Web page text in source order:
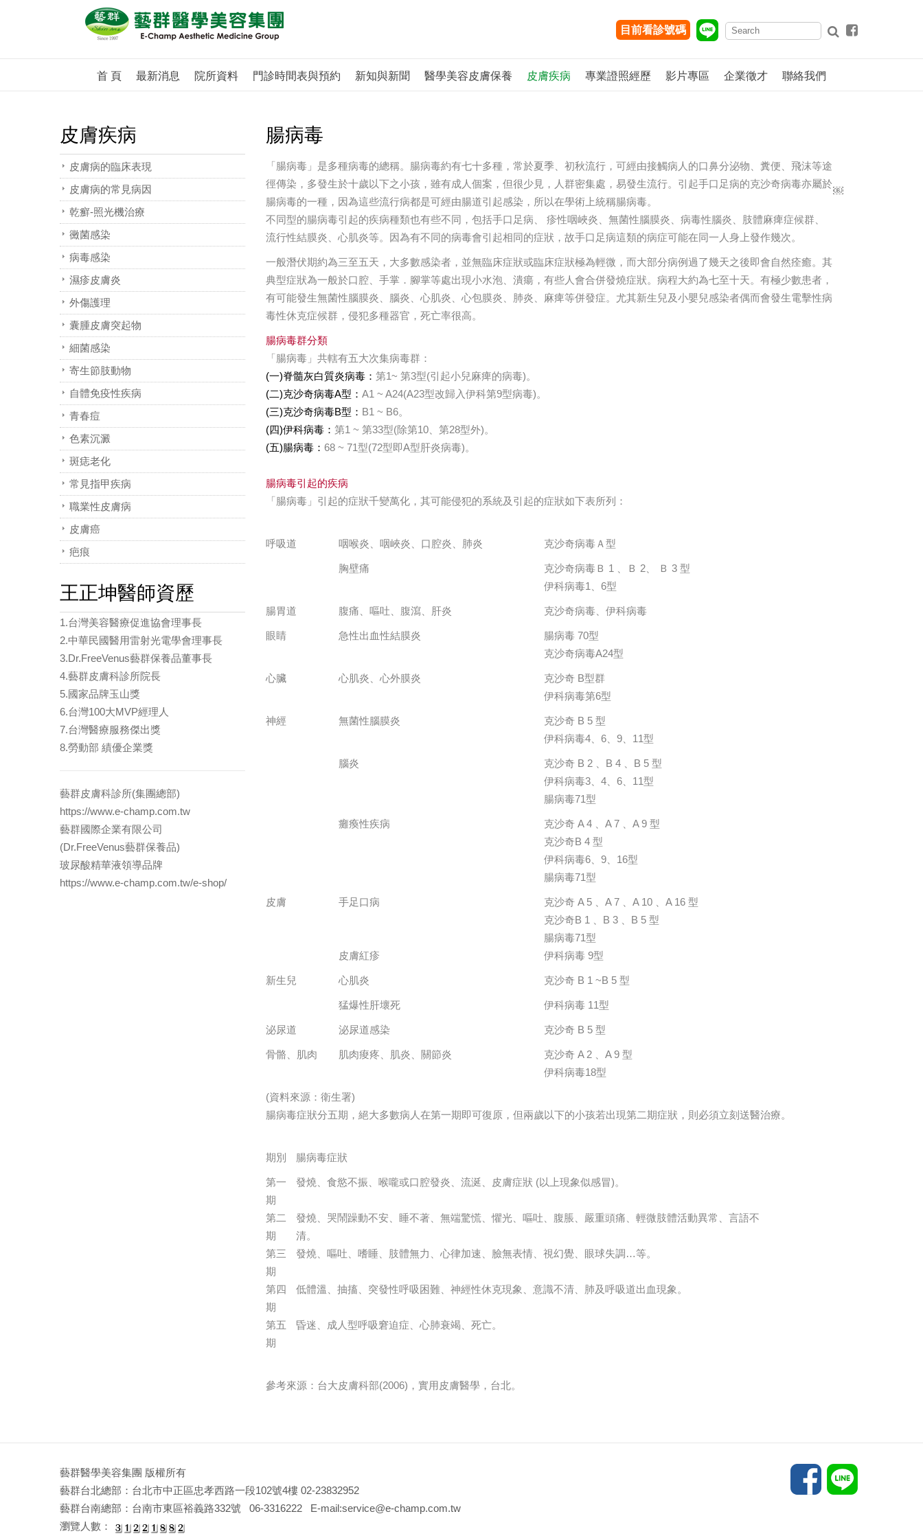
目前看診號碼
首 頁 最新消息 院所資料 門診時間表與預約 新知與新聞 醫學美容皮膚保養 皮膚疾病 專業證照經歷 影片專區 企業徵才 聯絡我們
腸病毒
「腸病毒」是多種病毒的總稱。腸病毒約有七十多種，常於夏季、初秋流行，可經由接觸病人的口鼻分泌物、糞便、飛沫等途
徑傳染，多發生於十歲以下之小孩，雖有成人個案，但很少見，人群密集處，易發生流行。引起手口足病的克沙奇病毒亦屬於
腸病毒的一種，因為這些流行病都是可經由腸道引起感染，所以在學術上統稱腸病毒。
不同型的腸病毒引起的疾病種類也有些不同，包括手口足病、 疹性咽峽炎、無菌性腦膜炎、病毒性腦炎、肢體麻痺症候群、
流行性結膜炎、心肌炎等。因為有不同的病毒會引起相同的症狀，故手口足病這類的病症可能在同一人身上發作幾次。
一般潛伏期約為三至五天，大多數感染者，並無臨床症狀或臨床症狀極為輕微，而大部分病例過了幾天之後即會自然痊癒。其
典型症狀為一般於口腔、手掌．腳掌等處出現小水泡、潰瘍，有些人會合併發燒症狀。病程大約為七至十天。有極少數患者，
有可能發生無菌性腦膜炎、腦炎、心肌炎、心包膜炎、肺炎、麻痺等併發症。尤其新生兒及小嬰兒感染者偶而會發生電擊性病
毒性休克症候群，侵犯多種器官，死亡率很高。
腸病毒群分類
「腸病毒」共轄有五大次集病毒群：
(一)脊髓灰白質炎病毒： 第1~ 第3型(引起小兒麻痺的病毒)。
(二)克沙奇病毒A型： A1 ~ A24(A23型改歸入伊科第9型病毒)。
(三)克沙奇病毒B型： B1 ~ B6。
(四)伊科病毒： 第1 ~ 第33型(除第10、第28型外)。
(五)腸病毒： 68 ~ 71型(72型即A型肝炎病毒)。
腸病毒引起的疾病
「腸病毒」引起的症狀千變萬化，其可能侵犯的系統及引起的症狀如下表所列：
呼吸道 咽喉炎、咽峽炎、口腔炎、肺炎 克沙奇病毒Ａ型
胸壁痛
克沙奇病毒Ｂ 1 、Ｂ 2、 Ｂ 3 型
伊科病毒1、6型
腸胃道 腹痛、嘔吐、腹瀉、肝炎 克沙奇病毒、伊科病毒
眼睛 急性出血性結膜炎
腸病毒 70型
克沙奇病毒A24型
心臟 心肌炎、心外膜炎
克沙奇 B型群
伊科病毒第6型
神經 無菌性腦膜炎
克沙奇 B 5 型
伊科病毒4、6、9、11型
腦炎
克沙奇 B 2 、B 4 、B 5 型
伊科病毒3、4、6、11型
腸病毒71型
癱瘓性疾病
克沙奇 A 4 、A 7 、A 9 型
克沙奇B 4 型
伊科病毒6、9、16型
腸病毒71型
皮膚 手足口病
克沙奇 A 5 、A 7 、A 10 、A 16 型
克沙奇B 1 、B 3 、B 5 型
腸病毒71型
皮膚紅疹
伊科病毒 9型
新生兒 心肌炎 克沙奇 B 1 ~B 5 型
猛爆性肝壞死 伊科病毒 11型
泌尿道 泌尿道感染 克沙奇 B 5 型
骨骼、肌肉 肌肉痠疼、肌炎、關節炎
克沙奇 A 2 、A 9 型
伊科病毒18型
(資料來源：衛生署)
腸病毒症狀分五期，絕大多數病人在第一期即可復原，但兩歲以下的小孩若出現第二期症狀，則必須立刻送醫治療。
期別 腸病毒症狀
第一
期
發燒、食慾不振、喉嚨或口腔發炎、流涎、皮膚症狀 (以上現象似感冒)。
第二
期
發燒、哭鬧躁動不安、睡不著、無端驚慌、懼光、嘔吐、腹脹、嚴重頭痛、輕微肢體活動異常、言語不
清。
第三
期
發燒、嘔吐、嗜睡、肢體無力、心律加速、臉無表情、視幻覺、眼球失調…等。
第四
期
低體溫、抽搐、突發性呼吸困難、神經性休克現象、意識不清、肺及呼吸道出血現象。
第五
期
昏迷、成人型呼吸窘迫症、心肺衰竭、死亡。
參考來源：台大皮膚科部(2006)，實用皮膚醫學，台北。
￼
皮膚疾病
皮膚病的臨床表現
皮膚病的常見病因
乾癬-照光機治療
黴菌感染
病毒感染
濕疹皮膚炎
外傷護理
囊腫皮膚突起物
細菌感染
寄生節肢動物
自體免疫性疾病
青春痘
色素沉澱
斑痣老化
常見指甲疾病
職業性皮膚病
皮膚癌
疤痕
王正坤醫師資歷
1.台灣美容醫療促進協會理事長
2.中華民國醫用雷射光電學會理事長
3.Dr.FreeVenus藝群保養品董事長
4.藝群皮膚科診所院長
5.國家品牌玉山獎
6.台灣100大MVP經理人
7.台灣醫療服務傑出獎
8.勞動部 績優企業獎
藝群皮膚科診所(集團總部)
https://www.e-champ.com.tw
藝群國際企業有限公司
(Dr.FreeVenus藝群保養品)
玻尿酸精華液領導品牌
https://www.e-champ.com.tw/e-shop/
藝群醫學美容集團 版權所有
藝群台北總部：台北市中正區忠孝西路一段102號4樓 02-23832952
藝群台南總部：台南市東區裕義路332號 06-3316222 E-mail:service@e-champ.com.tw
瀏覽人數：